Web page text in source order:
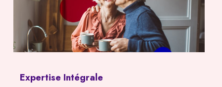
Expertise Intégrale